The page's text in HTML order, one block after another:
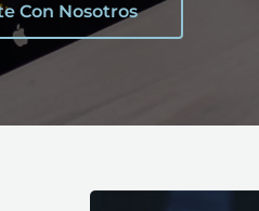
Con Nosotros